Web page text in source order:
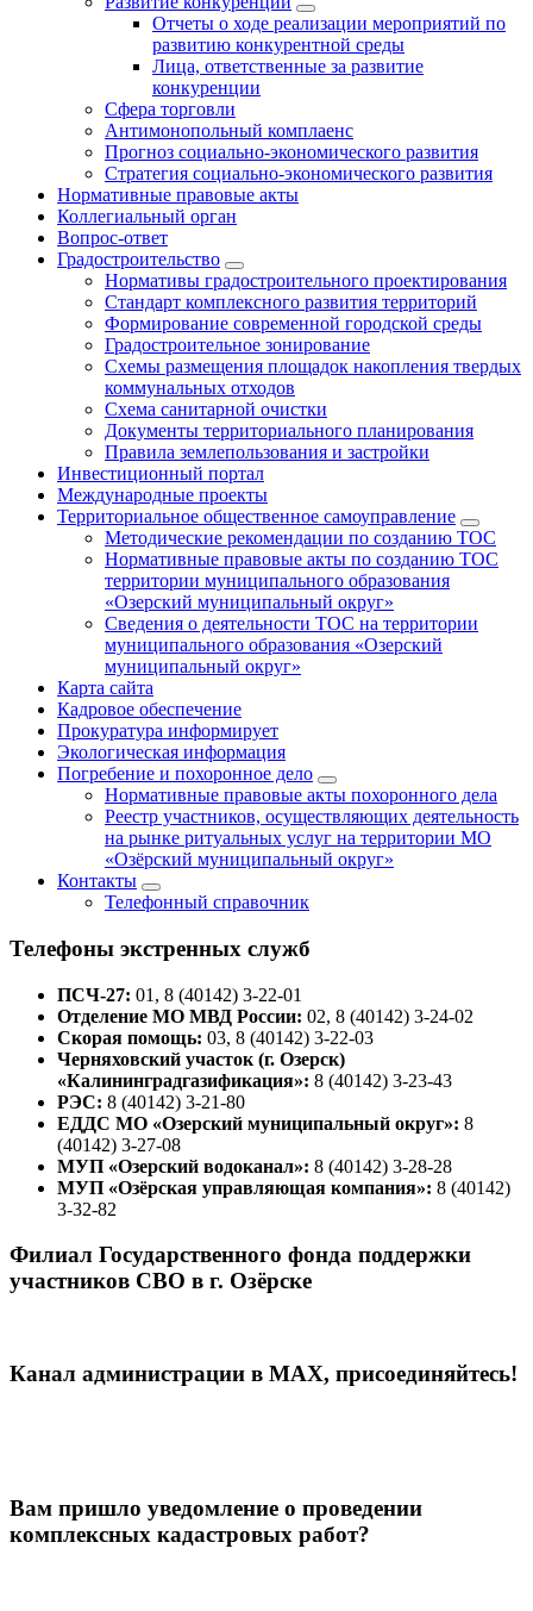
Отчеты о ходе реализации мероприятий по
развитию конкурентной среды
Лица, ответственные за развитие
конкуренции
Сфера торговли
Антимонопольный комплаенс
Прогноз социально-экономического развития
Стратегия социально-экономического развития
Нормативные правовые акты
Коллегиальный орган
Вопрос-ответ
Градостроительство
Нормативы градостроительного проектирования
Стандарт комплексного развития территорий
Формирование современной городской среды
Градостроительное зонирование
Схемы размещения площадок накопления твердых
коммунальных отходов
Схема санитарной очистки
Документы территориального планирования
Правила землепользования и застройки
Инвестиционный портал
Международные проекты
Территориальное общественное самоуправление
Методические рекомендации по созданию ТОС
Нормативные правовые акты по созданию ТОС
территории муниципального образования
«Озерский муниципальный округ»
Сведения о деятельности ТОС на территории
муниципального образования «Озерский
муниципальный округ»
Карта сайта
Кадровое обеспечение
Прокуратура информирует
Экологическая информация
Погребение и похоронное дело
Нормативные правовые акты похоронного дела
Реестр участников, осуществляющих деятельность
на рынке ритуальных услуг на территории МО
«Озёрский муниципальный округ»
Контакты
Телефонный справочник
Телефоны экстренных служб
ПСЧ-27: 01, 8 (40142) 3-22-01
Отделение МО МВД России: 02, 8 (40142) 3-24-02
Скорая помощь: 03, 8 (40142) 3-22-03
Черняховский участок (г. Озерск)
«Калининградгазификация»: 8 (40142) 3-23-43
РЭС: 8 (40142) 3-21-80
ЕДДС МО «Озерский муниципальный округ»: 8
(40142) 3-27-08
МУП «Озерский водоканал»: 8 (40142) 3-28-28
МУП «Озёрская управляющая компания»: 8 (40142)
3-32-82
Филиал Государственного фонда поддержки
участников СВО в г. Озёрске
Канал администрации в МАХ, присоединяйтесь!
Вам пришло уведомление о проведении
комплексных кадастровых работ?